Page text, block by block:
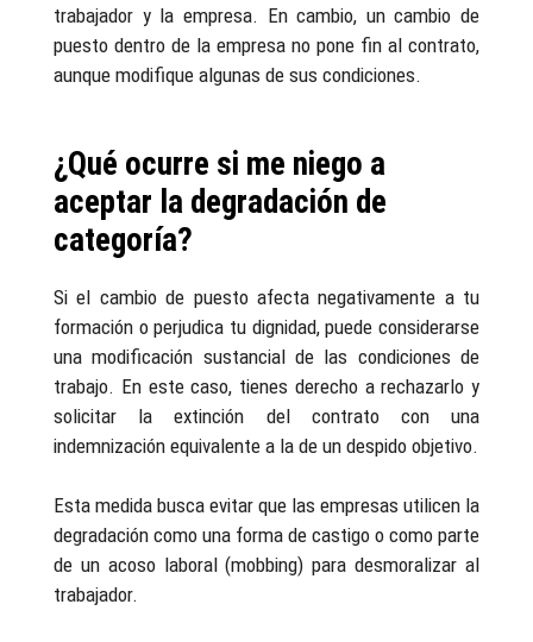
trabajador y la empresa. En cambio, un cambio de
puesto dentro de la empresa no pone fin al contrato,
aunque modifique algunas de sus condiciones.
¿Qué ocurre si me niego a
aceptar la degradación de
categoría?
Si el cambio de puesto afecta negativamente a tu
formación o perjudica tu dignidad, puede considerarse
una modificación sustancial de las condiciones de
trabajo. En este caso, tienes derecho a rechazarlo y
solicitar la extinción del contrato con una
indemnización equivalente a la de un despido objetivo.
Esta medida busca evitar que las empresas utilicen la
degradación como una forma de castigo o como parte
de un acoso laboral (mobbing) para desmoralizar al
trabajador.